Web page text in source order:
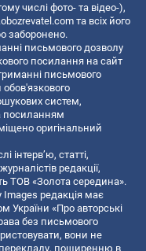
числі фото- та відео-),
та всіх його
заборонено.
письмового дозволу
посилання на сайт
письмового
систем,
посиланням
оригінальний
інтерв’ю, статті,
редакції,
ТОВ «Золота середина».
Images редакція має
України «Про авторські
без письмового
вони не
поширенню в